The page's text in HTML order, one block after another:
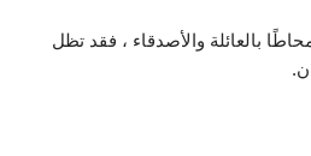
بالعائلة والأصدقاء ، فقد تظل